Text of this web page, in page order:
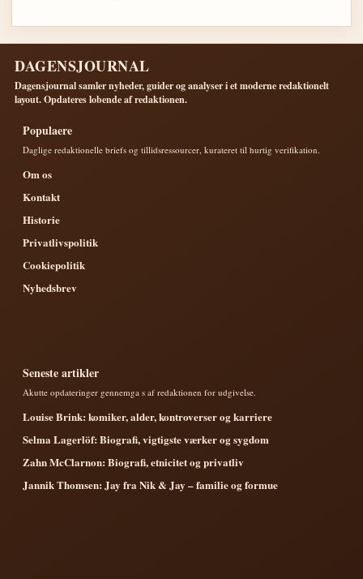
DAGENSJOURNAL
Dagensjournal samler nyheder, guider og analyser i et moderne redaktionelt
layout. Opdateres lobende af redaktionen.
Populaere
Daglige redaktionelle briefs og tillidsressourcer, kurateret til hurtig verifikation.
Om os
Kontakt
Historie
Privatlivspolitik
Cookiepolitik
Nyhedsbrev
Seneste artikler
Akutte opdateringer gennemga s af redaktionen for udgivelse.
Louise Brink: komiker, alder, kontroverser og karriere
Selma Lagerlöf: Biografi, vigtigste værker og sygdom
Zahn McClarnon: Biografi, etnicitet og privatliv
Jannik Thomsen: Jay fra Nik & Jay – familie og formue